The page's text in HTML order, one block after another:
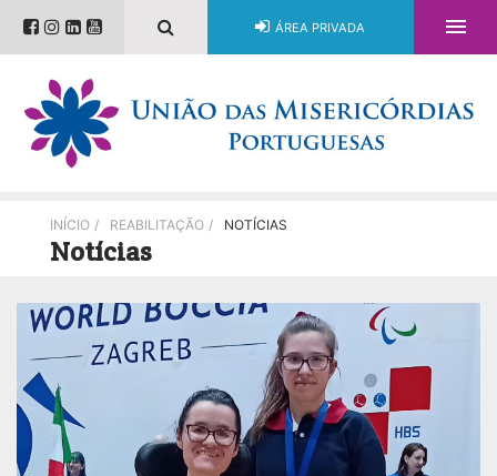
ÁREA PRIVADA 
INÍCIO / REABILITAÇÃO / NOTÍCIAS
Notícias